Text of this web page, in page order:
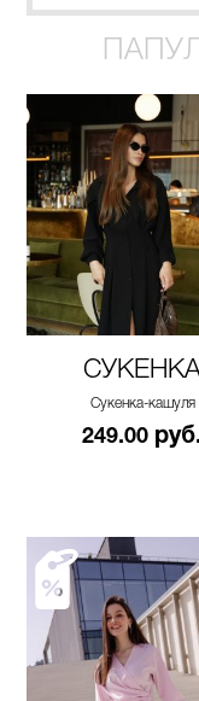
Сукенка-кашуля
249.00